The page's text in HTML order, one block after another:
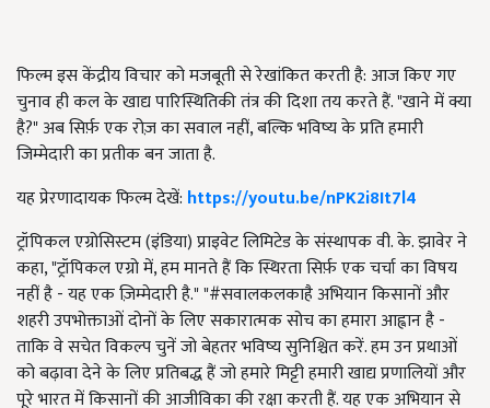
फिल्म इस केंद्रीय विचार को मजबूती से रेखांकित करती है: आज किए गए
चुनाव ही कल के खाद्य पारिस्थितिकी तंत्र की दिशा तय करते हैं. "खाने में क्या
है?" अब सिर्फ़ एक रोज़ का सवाल नहीं, बल्कि भविष्य के प्रति हमारी
जिम्मेदारी का प्रतीक बन जाता है.
यह प्रेरणादायक फिल्म देखें: https://youtu.be/nPK2i8It7l4
ट्रॉपिकल एग्रोसिस्टम (इंडिया) प्राइवेट लिमिटेड के संस्थापक वी. के. झावेर ने
कहा, "ट्रॉपिकल एग्रो में, हम मानते हैं कि स्थिरता सिर्फ़ एक चर्चा का विषय
नहीं है - यह एक ज़िम्मेदारी है." "#सवालकलकाहै अभियान किसानों और
शहरी उपभोक्ताओं दोनों के लिए सकारात्मक सोच का हमारा आह्वान है -
ताकि वे सचेत विकल्प चुनें जो बेहतर भविष्य सुनिश्चित करें. हम उन प्रथाओं
को बढ़ावा देने के लिए प्रतिबद्ध हैं जो हमारे मिट्टी हमारी खाद्य प्रणालियों और
पूरे भारत में किसानों की आजीविका की रक्षा करती हैं. यह एक अभियान से